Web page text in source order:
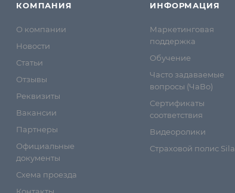
КОМПАНИЯ
О компании
Новости
Статьи
Отзывы
Реквизиты
Вакансии
Партнеры
Официальные
документы
Схема проезда
ИНФОРМАЦИЯ
Маркетинговая
поддержка
Обучение
Часто задаваемые
вопросы (ЧаВо)
Сертификаты
соответствия
Видеоролики
Страховой полис Sila